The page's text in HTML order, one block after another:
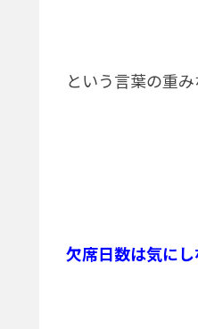
という言葉の重み
欠席日数は気に